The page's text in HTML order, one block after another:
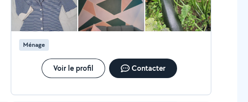
jardin. **Couture & Beauté :** Diplômée en couture
(retouches) et en manucure pour prendre soin de
vous. **Animaux & Restauration :** Garde de vos
compagnons à quatre pattes et extras en restauration
(service/bar) pour vos événements. Sérieuse et très
active, c'est un plaisir de vous aider. N'hésitez pas à me
contacter ! Bonne journée, Céline
Ménage
Voir le profil Contacter